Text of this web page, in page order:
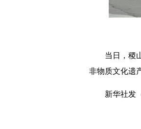
当日，稷山
非物质文化遗
新华社发（